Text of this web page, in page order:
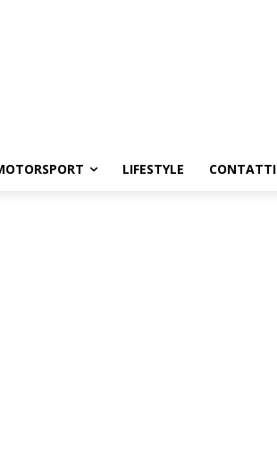
LIFESTYLE CONTATTI